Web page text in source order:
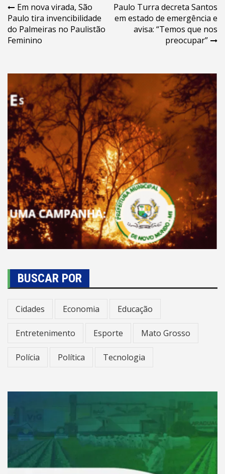
Navegação
de
Post
Em nova virada, São
Paulo tira invencibilidade
do Palmeiras no Paulistão
Feminino
Paulo Turra decreta Santos
em estado de emergência e
avisa: “Temos que nos
preocupar”
BUSCAR POR
Cidades Economia Educação
Entretenimento Esporte Mato Grosso
Polícia Política Tecnologia